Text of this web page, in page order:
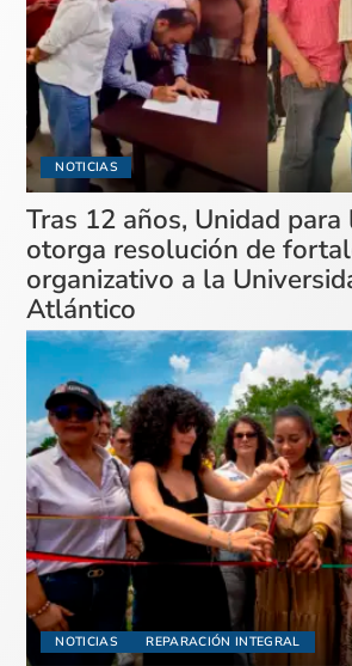
NOTICIAS
Tras 12 años, Unidad
otorga resolución de
organizativo a la
Atlántico
NOTICIAS REPARACIÓN INTEGRAL